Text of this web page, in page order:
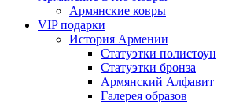
Армянские ковры
VIP подарки
История Армении
Статуэтки полистоун
Статуэтки бронза
Армянский Алфавит
Галерея образов